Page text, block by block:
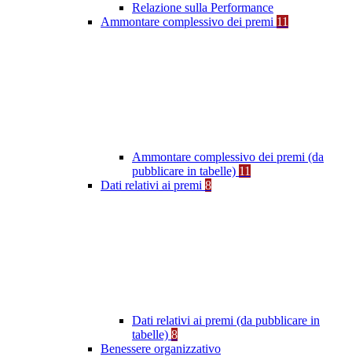
Relazione sulla Performance
Ammontare complessivo dei premi 11
Ammontare complessivo dei premi (da
pubblicare in tabelle) 11
Dati relativi ai premi 8
Dati relativi ai premi (da pubblicare in
tabelle) 8
Benessere organizzativo